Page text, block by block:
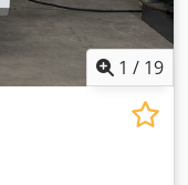
1 / 19